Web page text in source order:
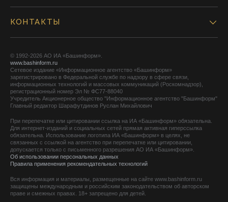
КОНТАКТЫ
© 1992-2026 АО ИА «Башинформ».
www.bashinform.ru
Сетевое издание «Информационное агентство «Башинформ»
зарегистрировано в Федеральной службе по надзору в сфере связи,
информационных технологий и массовых коммуникаций (Роскомнадзор),
регистрационный номер Эл № ФС77-88040
Учредитель Акционерное общество "Информационное агентство "Башинформ"
Главный редактор Шарафутдинов Руслан Михайлович
При перепечатке или цитировании ссылка на ИА «Башинформ» обязательна.
Для интернет-изданий и социальных сетей прямая активная гиперссылка
обязательна. Использование логотипа ИА «Башинформ» в целях, не
связанных с ссылкой на агентство при перепечатке или цитировании,
допускается только с письменного разрешения АО ИА «Башинформ».
Об использовании персональных данных
Правила применения рекомендательных технологий
Вся информация и материалы, размещенные на сайте www.bashinform.ru
защищены международным и российским законодательством об авторском
праве и смежных правах. 18+ запрещено для детей.